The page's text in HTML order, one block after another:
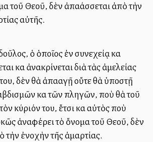
τοῦ Θεοῦ, δὲν ἀπαλλάσσεται ἀπὸ τὴν
αὐτῆς.
ὁ ὁποῖος ἐν συνεχείᾳ καὶ
καὶ ἀνακρίνεται διὰ τὰς ἀμελείας
δὲν θὰ ἀπαλλαγῇ οὔτε θὰ ὑποστῇ
καὶ τῶν πληγῶν, ποὺ θὰ τοῦ
κύριόν του, ἔτσι καὶ αὐτὸς ποὺ
ἀναφέρει τὸ ὄνομα τοῦ Θεοῦ, δὲν
τὴν ἐνοχὴν τῆς ἁμαρτίας.